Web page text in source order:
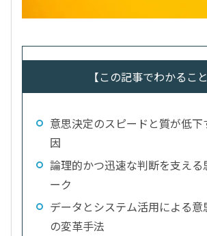
【この記事でわかること
意思決定のスピードと質が低
因
論理的かつ迅速な判断を支える
ーク
データとシステム活用による意
の変革手法